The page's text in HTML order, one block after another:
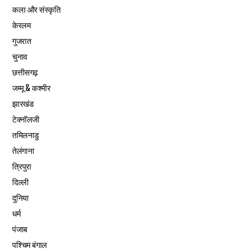
कला और संस्कृति
केरलम
गुजरात
चुनाव
छत्तीसगढ़
जम्मू & कश्मीर
झारखंड
टेक्नॉलजी
तमिलनाडु
तेलंगाना
त्रिपुरा
दिल्ली
दुनिया
धर्म
पंजाब
पश्चिम बंगाल